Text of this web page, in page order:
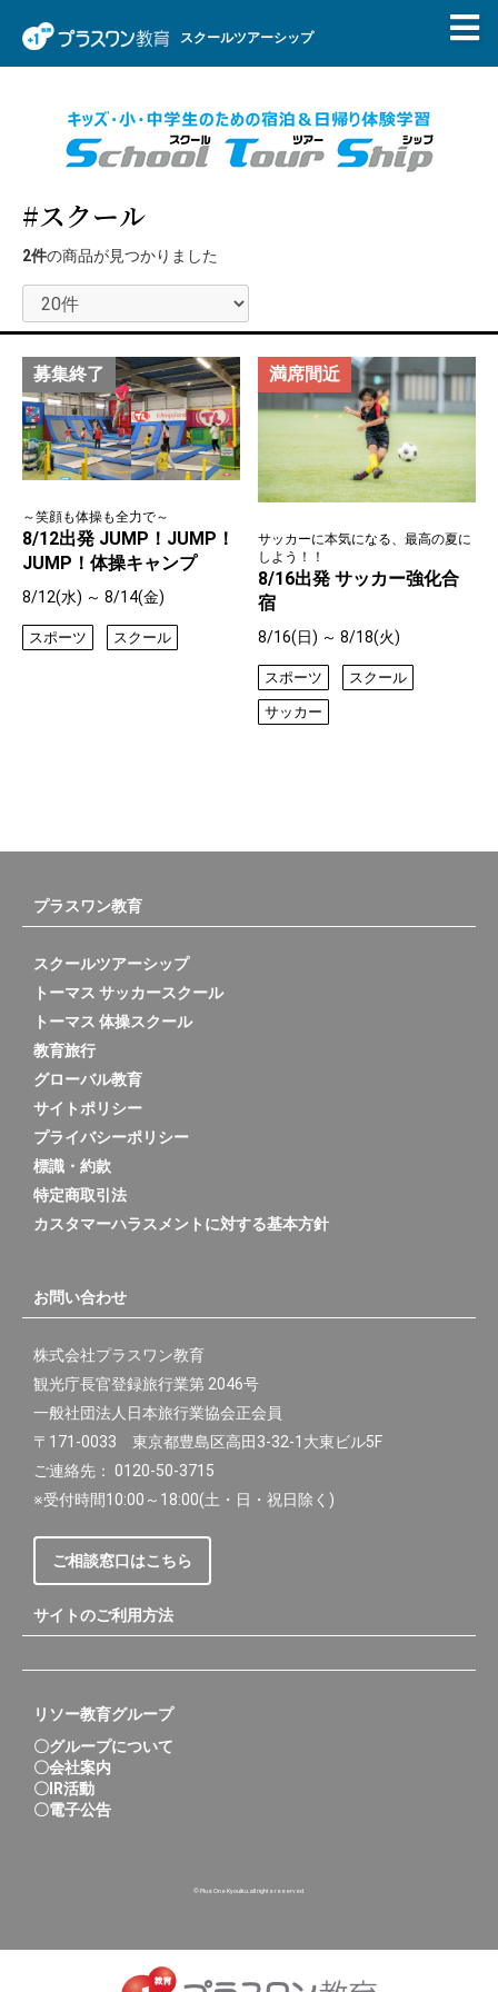
スクールツアーシップ
#スクール
2件の商品が見つかりました
募集終了
～笑顔も体操も全力で～
8/12出発 JUMP！JUMP！
JUMP！体操キャンプ
8/12(水) ～ 8/14(金)
スポーツ スクール
満席間近
サッカーに本気になる、最高の夏に
しよう！！
8/16出発 サッカー強化合
宿
8/16(日) ～ 8/18(火)
スポーツ スクール
サッカー
プラスワン教育
スクールツアーシップ
トーマス サッカースクール
トーマス 体操スクール
教育旅行
グローバル教育
サイトポリシー
プライバシーポリシー
標識・約款
特定商取引法
カスタマーハラスメントに対する基本方針
お問い合わせ
株式会社プラスワン教育
観光庁長官登録旅行業第 2046号
一般社団法人日本旅行業協会正会員
〒171-0033 東京都豊島区高田3-32-1大東ビル5F
ご連絡先： 0120-50-3715
※受付時間10:00～18:00(土・日・祝日除く)
ご相談窓口はこちら
サイトのご利用方法
リソー教育グループ
〇グループについて
〇会社案内
〇IR活動
〇電子公告
© Plus One Kyouiku.all rights reserved.